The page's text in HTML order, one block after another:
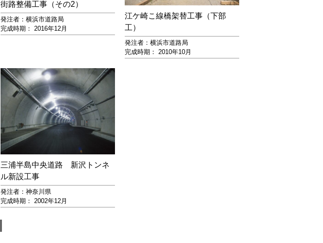
街路整備工事（その2）
発注者：横浜市道路局
完成時期： 2016年12月
江ケ崎こ線橋架替工事（下部
工）
発注者：横浜市道路局
完成時期： 2010年10月
三浦半島中央道路 新沢トンネ
ル新設工事
発注者：神奈川県
完成時期： 2002年12月